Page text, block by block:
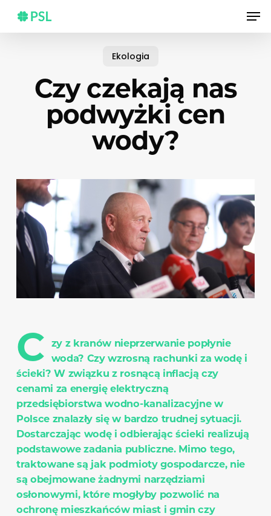
main
Ekologia
Czy czekają nas
podwyżki cen
wody?
C zy z kranów nieprzerwanie popłynie
woda? Czy wzrosną rachunki za wodę i
ścieki? W związku z rosnącą inflacją czy
cenami za energię elektryczną
przedsiębiorstwa wodno-kanalizacyjne w
Polsce znalazły się w bardzo trudnej sytuacji.
Dostarczając wodę i odbierając ścieki realizują
podstawowe zadania publiczne. Mimo tego,
traktowane są jak podmioty gospodarcze, nie
są obejmowane żadnymi narzędziami
osłonowymi, które mogłyby pozwolić na
ochronę mieszkańców miast i gmin czy